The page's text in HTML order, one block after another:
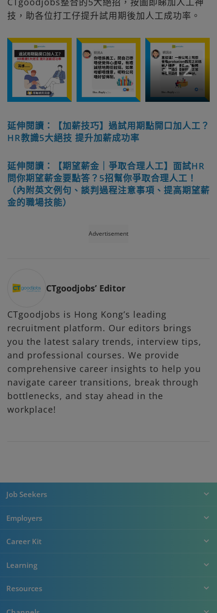
技，助各位打工仔提升試用期後加人工成功率。
+12
延伸閱讀：【加薪技巧】過試用期點開口加人工？
HR教識5大絕技 提升加薪成功率
延伸閱讀：【期望薪金｜爭取合理人工】面試HR
問你期望薪金要點答？5招幫你爭取合理人工！
（內附英文例句、談判過程注意事項、提高期望薪
金的職場技能）
Advertisement
CTgoodjobs’ Editor
CTgoodjobs is Hong Kong’s leading
recruitment platform. Our editors brings
you the latest salary trends, interview tips,
and professional courses. We provide
comprehensive career insights to help you
navigate career transitions, break through
bottlenecks, and stay ahead in the
workplace!
Job Seekers
Employers
Career Kit
Learning
Resources